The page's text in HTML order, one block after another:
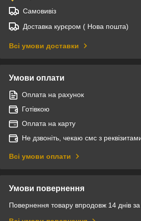
Самовивіз
Доставка курєром ( Нова пошта)
Всі умови доставки
Умови оплати
Оплата на рахунок
Готівкою
Оплата на карту
Не дзвоніть, чекаю смс з
Всі умови оплати
Умови повернення
Повернення товару впродовж 14 днів